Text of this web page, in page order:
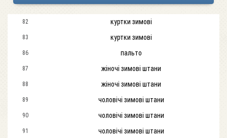
82 куртки зимові
83 куртки зимові
86 пальто
87 жіночі зимові штани
88 жіночі зимові штани
89 чоловічі зимові штани
90 чоловічі зимові штани
91 чоловічі зимові штани